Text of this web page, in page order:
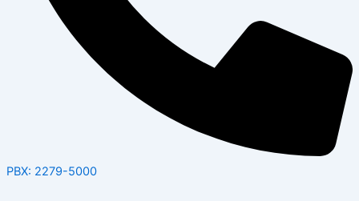
PBX: 2279-5000